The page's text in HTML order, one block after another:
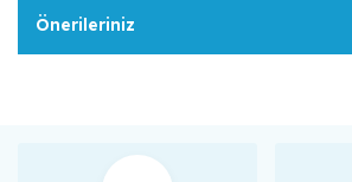
Önerileriniz